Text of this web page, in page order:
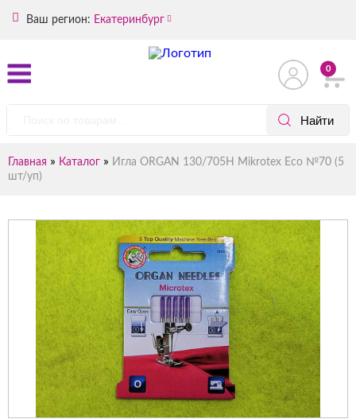
Ваш регион: Екатеринбург
0
Главная » Каталог » Игла ORGAN 130/705H Mikrotex Eco №70 (5
шт/уп)